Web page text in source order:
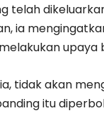
telah
ia
upaya
tidak akan
itu